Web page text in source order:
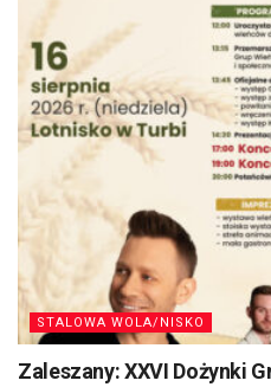
STALOWA WOLA/NISKO
Zaleszany: XXVI Dożynki